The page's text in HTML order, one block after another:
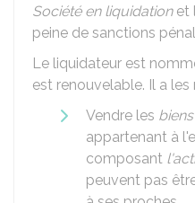
Société en liquidationet
peine de sanctions
Le liquidateur est
est renouvelable. Il a les
Vendre les
appartenant à
composant
peuvent pas